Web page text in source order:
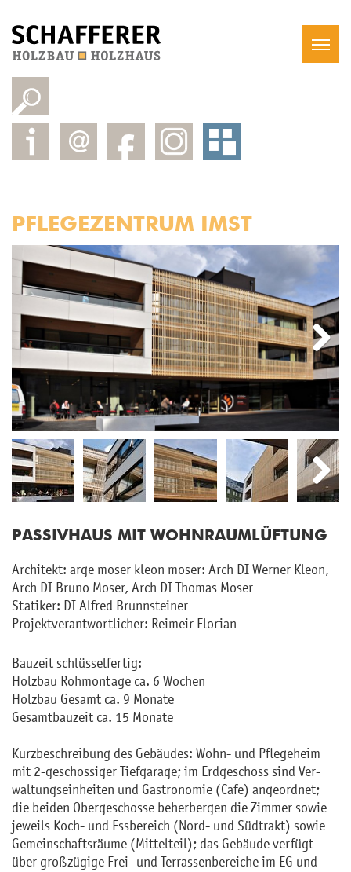
PFLEGEZENTRUM IMST
Next
Next
PAS­SIV­HAUS MIT WOHN­RAUM­LÜF­TUNG
Ar­chi­tekt: arge moser kleon moser: Arch DI Wer­ner Kleon,
Arch DI Bruno Moser, Arch DI Tho­mas Moser
Sta­ti­ker: DI Al­fred Brunn­stei­ner
Pro­jekt­ver­ant­wort­li­cher: Rei­meir Flo­ri­an
Bau­zeit schlüs­sel­fer­tig:
Holz­bau Rohmon­ta­ge ca. 6 Wo­chen
Holz­bau Ge­samt ca. 9 Mo­na­te
Ge­samt­bau­zeit ca. 15 Mo­na­te
Kurz­be­schrei­bung des Ge­bäu­des: Wohn- und Pfle­ge­heim
mit 2-ge­schos­si­ger Tief­ga­ra­ge; im Erd­ge­schoss sind Ver­
wal­tungs­ein­hei­ten und Gas­tro­no­mie (Cafe) an­ge­ord­net;
die bei­den Ober­ge­schos­se be­her­ber­gen die Zim­mer sowie
je­weils Koch- und Ess­be­reich (Nord- und Süd­trakt) sowie
Ge­mein­schafts­räu­me (Mit­tel­teil); das Ge­bäu­de ver­fügt
über gro­ßzü­gi­ge Frei- und Ter­ras­sen­be­rei­che im EG und